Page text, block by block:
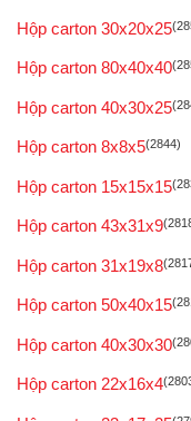
Hộp carton 30x20x25
Hộp carton 80x40x40
Hộp carton 40x30x25
Hộp carton 8x8x5(2844)
Hộp carton 15x15x15
Hộp carton 43x31x9
Hộp carton 31x19x8
Hộp carton 50x40x15
Hộp carton 40x30x30
Hộp carton 22x16x4